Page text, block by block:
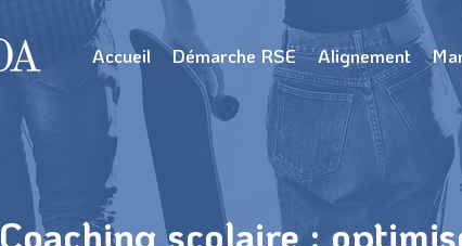
Accueil Démarche RSE Alignement
Coaching scolaire :